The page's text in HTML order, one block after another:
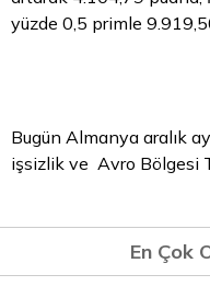
yüzde 0,5 primle
Bugün Almanya aralık
işsizlik ve Avro Bölgesi
En Çok